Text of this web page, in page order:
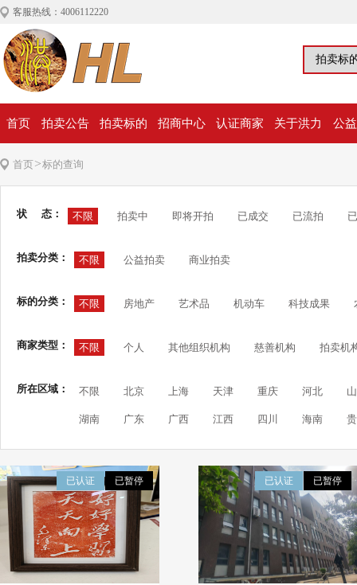
客服热线：4006112220
首页 拍卖公告 拍卖标的 招商中心 认证商家 关于洪力 公
首页>标的查询
状 态： 不限 拍卖中 即将开拍 已成交 已流拍
拍卖分类： 不限 公益拍卖 商业拍卖
标的分类： 不限 房地产 艺术品 机动车 科技成果
商家类型： 不限 个人 其他组织机构 慈善机构 拍卖机
所在区域： 不限 北京 上海 天津 重庆 河北
湖南 广东 广西 江西 四川 海南
已暂停
已认证 已暂停
已认证